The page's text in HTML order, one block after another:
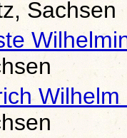
Sachsen
Wilhelm